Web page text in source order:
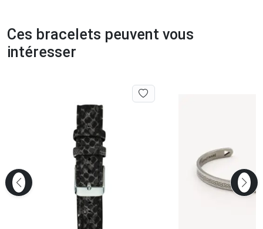
Ces bracelets peuvent vous
intéresser